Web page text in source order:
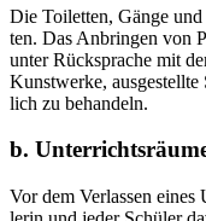
Die Toi­let­ten, Gän­ge
ten. Das Anbrin­gen von
unter Rück­spra­che mit
Kunst­wer­ke,
lich zu behandeln.
b.
Vor dem Ver­las­sen